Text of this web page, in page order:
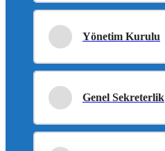
Yönetim Kurulu
Genel Sekreterlik